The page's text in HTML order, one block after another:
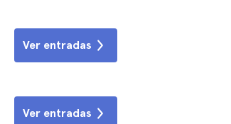
Ver entradas
Ver entradas